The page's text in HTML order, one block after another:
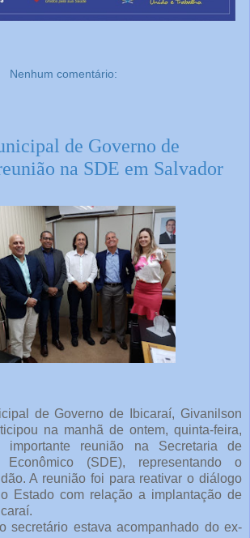
Nenhum comentário:
de Governo de
na SDE em Salvador
de Governo de Ibicaraí, Givanilson
na manhã de ontem, quinta-feira,
reunião na Secretaria de
Econômico (SDE), representando o
A reunião foi para reativar o diálogo
Estado com relação a implantação de
secretário estava acompanhado do ex-